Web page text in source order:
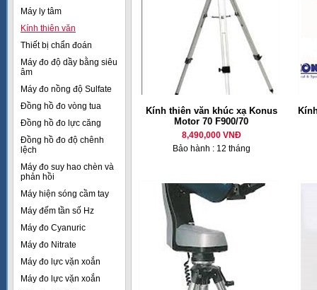
Máy ly tâm
Kính thiên văn
Thiết bị chẩn đoán
Máy đo độ dầy bằng siêu
âm
Máy đo nồng độ Sulfate
Đồng hồ đo vòng tua
Đồng hồ đo lực căng
Đồng hồ đo độ chênh
lệch
Máy đo suy hao chèn và
phản hồi
Máy hiện sóng cầm tay
Máy đếm tần số Hz
Máy đo Cyanuric
Máy đo Nitrate
Máy đo lực vặn xoắn
Máy đo lực vặn xoắn
Kính thiên văn khúc xạ Konus
Motor 70 F900/70
8,490,000 VNĐ
Bảo hành : 12 tháng